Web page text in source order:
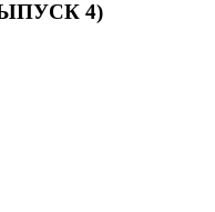
4)